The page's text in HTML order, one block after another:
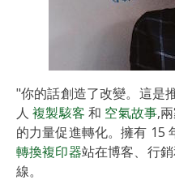
"你的話創造了改變。這是
人複製駭客 和 空氣故事,
的力量促進轉化。擁有 15
轉換複印器站在博客、行
線。